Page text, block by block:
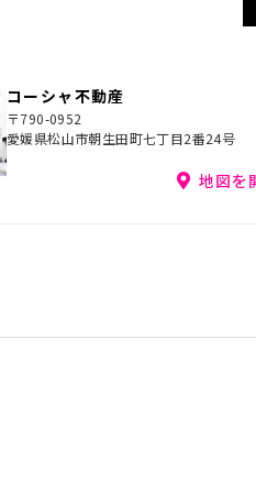
コーシャ不動産
〒790-0952
愛媛県松山市朝生田町七丁目2番24号
地図を